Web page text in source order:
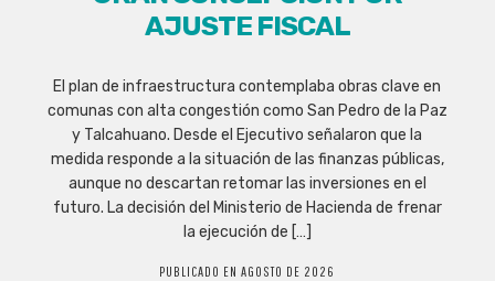
AJUSTE FISCAL
El plan de infraestructura contemplaba obras clave en
comunas con alta congestión como San Pedro de la Paz
y Talcahuano. Desde el Ejecutivo señalaron que la
medida responde a la situación de las finanzas públicas,
aunque no descartan retomar las inversiones en el
futuro. La decisión del Ministerio de Hacienda de frenar
la ejecución de […]
PUBLICADO EN AGOSTO DE 2026